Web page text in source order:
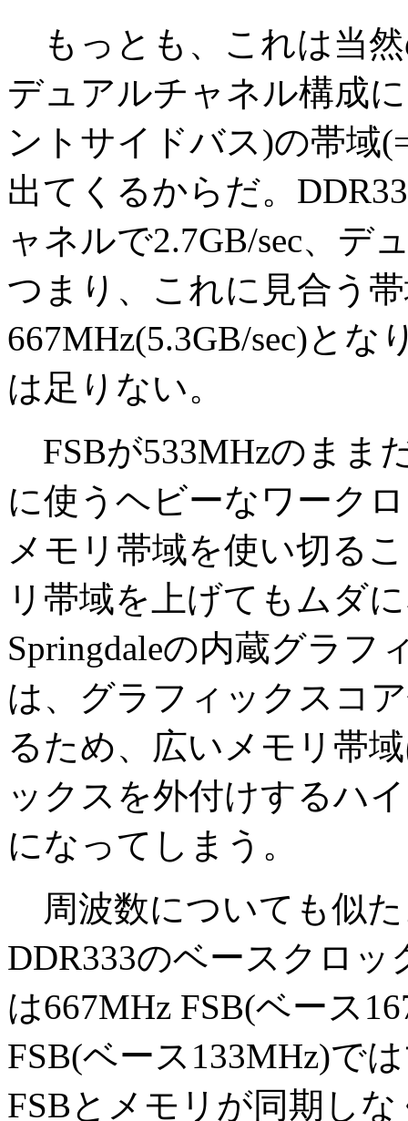
もっとも、これは当然
デュアルチャネル構成
ントサイドバス)の帯域
出てくるからだ。
ャネルで2.7GB/sec、デ
つまり、これに見合う
667MHz(5.3GB/sec)とな
は足りない。
FSBが533MHzのまま
に使うヘビーなワーク
メモリ帯域を使い切る
リ帯域を上げてもムダ
Springdaleの内蔵グラフ
は、グラフィックスコ
るため、広いメモリ帯
ックスを外付けするハ
になってしまう。
周波数についても似
DDR333のベースクロ
は667MHz FSB(ベース
FSB(ベース133MHz)で
FSBとメモリが同期し